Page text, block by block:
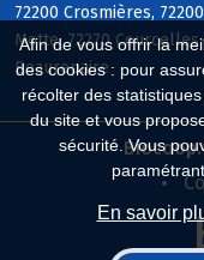
Afin de vous offrir la
des cookies : pour
récolter des
du site et vous
sécurité. Vous
En savoir
72200 Crosmières,
Motte, 72270
Beaurepaire